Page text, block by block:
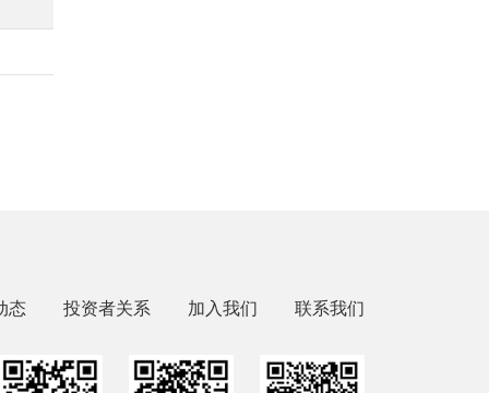
态 投资者关系 加入我们 联系我们